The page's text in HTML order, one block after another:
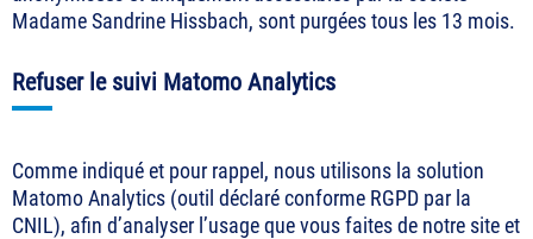
Madame Sandrine Hissbach, sont purgées tous les 13 mois.
Refuser le suivi Matomo Analytics
Comme indiqué et pour rappel, nous utilisons la solution
Matomo Analytics (outil déclaré conforme RGPD par la
CNIL), afin d’analyser l’usage que vous faites de notre site et